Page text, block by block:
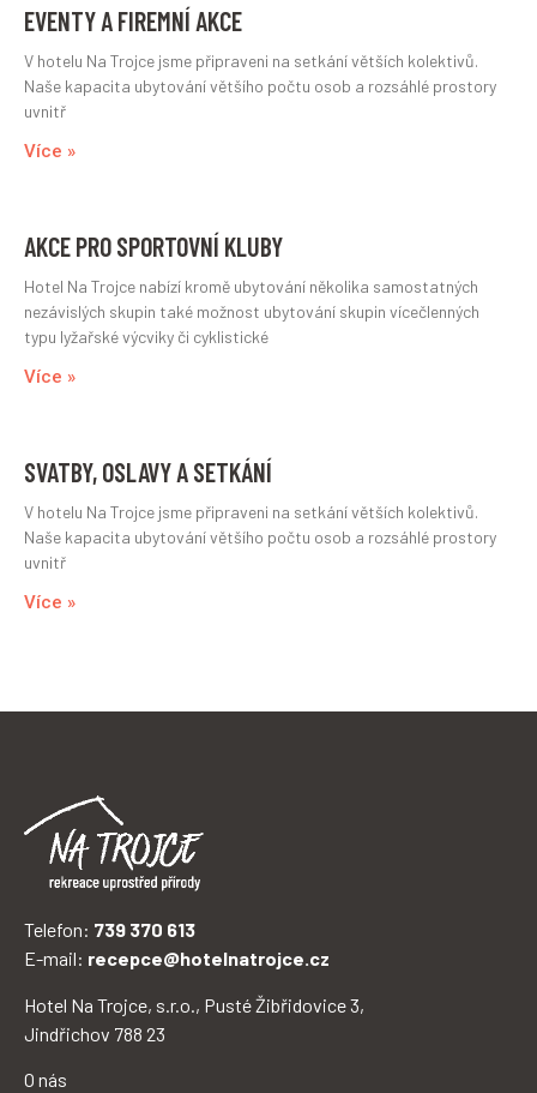
EVENTY A FIREMNÍ AKCE
V hotelu Na Trojce jsme připraveni na setkání větších kolektivů.
Naše kapacita ubytování většího počtu osob a rozsáhlé prostory
uvnitř
Více »
AKCE PRO SPORTOVNÍ KLUBY
Hotel Na Trojce nabízí kromě ubytování několika samostatných
nezávislých skupin také možnost ubytování skupin vícečlenných
typu lyžařské výcviky či cyklistické
Více »
SVATBY, OSLAVY A SETKÁNÍ
V hotelu Na Trojce jsme připraveni na setkání větších kolektivů.
Naše kapacita ubytování většího počtu osob a rozsáhlé prostory
uvnitř
Více »
Telefon: 739 370 613
E-mail: recepce@hotelnatrojce.cz
Hotel Na Trojce, s.r.o., Pusté Žibřidovice 3,
Jindřichov 788 23
O nás